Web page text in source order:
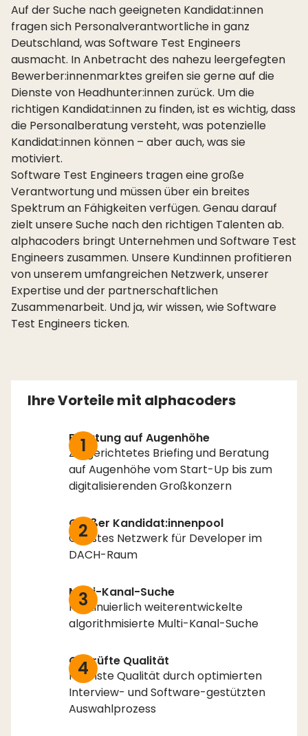
Auf der Suche nach geeigneten Kandidat:innen
fragen sich Personalverantwortliche in ganz
Deutschland, was Software Test Engineers
ausmacht. In Anbetracht des nahezu leergefegten
Bewerber:innenmarktes greifen sie gerne auf die
Dienste von Headhunter:innen zurück. Um die
richtigen Kandidat:innen zu finden, ist es wichtig, dass
die Personalberatung versteht, was potenzielle
Kandidat:innen können – aber auch, was sie
motiviert.
Software Test Engineers tragen eine große
Verantwortung und müssen über ein breites
Spektrum an Fähigkeiten verfügen. Genau darauf
zielt unsere Suche nach den richtigen Talenten ab.
alphacoders bringt Unternehmen und Software Test
Engineers zusammen. Unsere Kund:innen profitieren
von unserem umfangreichen Netzwerk, unserer
Expertise und der partnerschaftlichen
Zusammenarbeit. Und ja, wir wissen, wie Software
Test Engineers ticken.
Ihre Vorteile mit alphacoders
1
Beratung auf Augenhöhe
Zielgerichtetes Briefing und Beratung
auf Augenhöhe vom Start-Up bis zum
digitalisierenden Großkonzern
2
Großer Kandidat:innenpool
Größtes Netzwerk für Developer im
DACH-Raum
3
Multi-Kanal-Suche
Kontinuierlich weiterentwickelte
algorithmisierte Multi-Kanal-Suche
4
Geprüfte Qualität
Höchste Qualität durch optimierten
Interview- und Software-gestützten
Auswahlprozess